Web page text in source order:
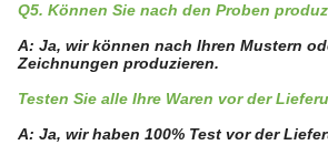
Q5. Können Sie nach den Proben
A: Ja, wir können nach Ihren Mustern
Zeichnungen produzieren.
Testen Sie alle Ihre Waren vor der
A: Ja, wir haben 100% Test vor der